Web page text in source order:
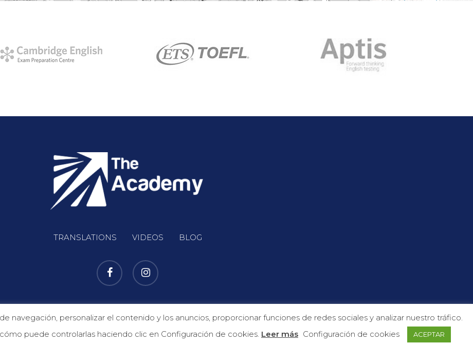
TRANSLATIONS VIDEOS BLOG
navegación, personalizar el contenido y los anuncios, proporcionar funciones de redes sociales y analizar nuestro tráfico.
puede controlarlas haciendo clic en Configuración de cookies. Leer más Configuración de cookies ACEPTAR